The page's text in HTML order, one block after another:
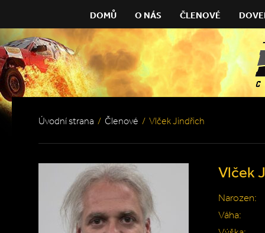
DOMŮ O NÁS ČLENOVÉ
Úvodní strana / Členové / Vlček Jindřich
Vlček
Narozen:
Váha: